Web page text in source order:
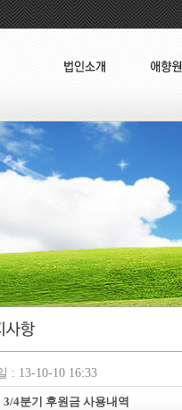
: 13-10-10 16:33
3/4분기 후원금 사용내역